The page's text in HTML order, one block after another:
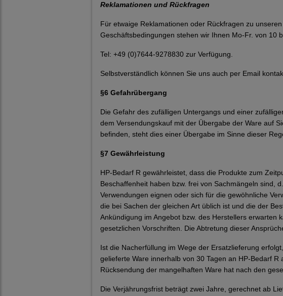
Reklamationen und Rückfragen
Für etwaige Reklamationen oder Rückfragen zu
Geschäftsbedingungen stehen wir Ihnen Mo-Fr. von 10
Tel: +49 (0)7644-9278830 zur Verfügung.
Selbstverständlich können Sie uns auch per Email
§6 Gefahrübergang
Die Gefahr des zufälligen Untergangs und einer
dem Versendungskauf mit der Übergabe der Ware auf
befinden, steht dies einer Übergabe im Sinne dieser
§7 Gewährleistung
HP-Bedarf R gewährleistet, dass die Produkte zum
Beschaffenheit haben bzw. frei von Sachmängeln sind,
Verwendungen eignen oder sich für die gewöhnliche
die bei Sachen der gleichen Art üblich ist und die der
Ankündigung im Angebot bzw. des Herstellers erwarten
gesetzlichen Vorschriften. Die Abtretung dieser
Ist die Nacherfüllung im Wege der Ersatzlieferung
gelieferte Ware innerhalb von 30 Tagen an HP-Bedarf
Rücksendung der mangelhaften Ware hat nach den
Die Verjährungsfrist beträgt zwei Jahre, gerechnet ab